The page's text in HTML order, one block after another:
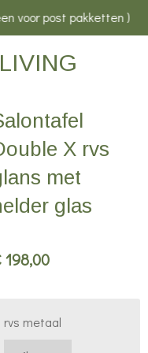
voor post pakketten )
X rvs
met
glas
198,00
rvs metaal